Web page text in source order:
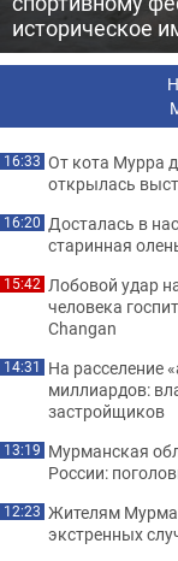
историческое
16:33 От кота Мурра
открылась
16:20 Досталась в
старинная
15:42 Лобовой удар
человека
Changan
14:31 На расселение
миллиардов:
застройщиков
13:19 Мурманская
России:
12:23 Жителям
экстренных